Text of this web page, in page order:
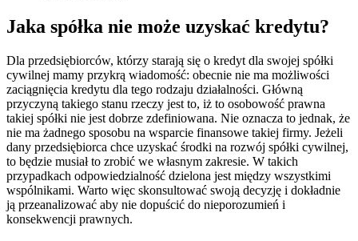
Jaka spółka nie może uzyskać kredytu?
Dla przedsiębiorców, którzy starają się o kredyt dla swojej spółki
cywilnej mamy przykrą wiadomość: obecnie nie ma możliwości
zaciągnięcia kredytu dla tego rodzaju działalności. Główną
przyczyną takiego stanu rzeczy jest to, iż to osobowość prawna
takiej spółki nie jest dobrze zdefiniowana. Nie oznacza to jednak, że
nie ma żadnego sposobu na wsparcie finansowe takiej firmy. Jeżeli
dany przedsiębiorca chce uzyskać środki na rozwój spółki cywilnej,
to będzie musiał to zrobić we własnym zakresie. W takich
przypadkach odpowiedzialność dzielona jest między wszystkimi
wspólnikami. Warto więc skonsultować swoją decyzję i dokładnie
ją przeanalizować aby nie dopuścić do nieporozumień i
konsekwencji prawnych.